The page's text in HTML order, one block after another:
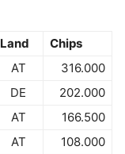
Land
Chips
AT
316.000
DE
202.000
AT
166.500
AT
108.000